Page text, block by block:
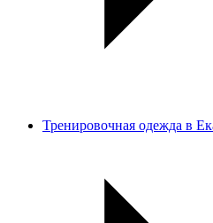
Тренировочная одежда в